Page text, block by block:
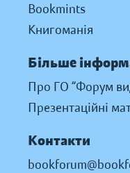
Bookmints
Книгоманія
Більше
Про ГО “Форум
Презентаційні
Контакти